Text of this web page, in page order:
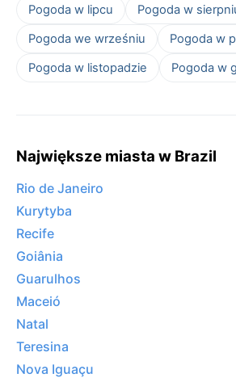
Pogoda w lipcu
Pogoda w
Pogoda we wrześniu
Pogoda w
Pogoda w listopadzie
Pogoda w
Największe miasta w Brazil
Rio de Janeiro
Kurytyba
Recife
Goiânia
Guarulhos
Maceió
Natal
Teresina
Nova Iguaçu